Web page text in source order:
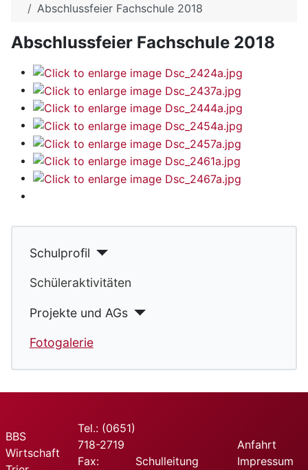
Schulprofil
Schüleraktivitäten
Projekte und AGs
Fotogalerie
Abschlussfeier Fachschule 2018
Abschlussfeier Fachschule 2018
BBS
Wirtschaft
Tel.: (0651)
718-2719
Fax:
Schulleitung
Anfahrt
Impressum